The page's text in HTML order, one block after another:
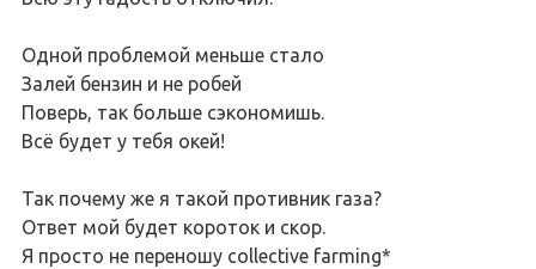
Одной проблемой меньше стало
Залей бензин и не робей
Поверь, так больше сэкономишь.
Всё будет у тебя окей!
Так почему же я такой противник газа?
Ответ мой будет короток и скор.
Я просто не переношу collective farming*